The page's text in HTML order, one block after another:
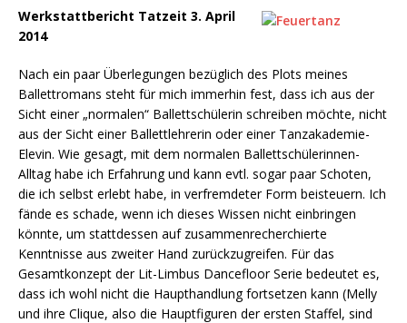
Werkstattbericht Tatzeit 3. April
2014
Nach ein paar Überlegungen bezüglich des Plots meines
Ballettromans steht für mich immerhin fest, dass ich aus der
Sicht einer „normalen“ Ballettschülerin schreiben möchte, nicht
aus der Sicht einer Ballettlehrerin oder einer Tanzakademie-
Elevin. Wie gesagt, mit dem normalen Ballettschülerinnen-
Alltag habe ich Erfahrung und kann evtl. sogar paar Schoten,
die ich selbst erlebt habe, in verfremdeter Form beisteuern. Ich
fände es schade, wenn ich dieses Wissen nicht einbringen
könnte, um stattdessen auf zusammenrecherchierte
Kenntnisse aus zweiter Hand zurückzugreifen. Für das
Gesamtkonzept der Lit-Limbus Dancefloor Serie bedeutet es,
dass ich wohl nicht die Haupthandlung fortsetzen kann (Melly
und ihre Clique, also die Hauptfiguren der ersten Staffel, sind